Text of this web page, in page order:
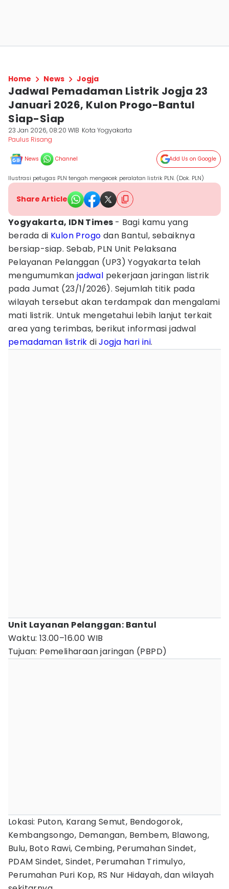
Home News Jogja
Jadwal Pemadaman Listrik Jogja 23
Januari 2026, Kulon Progo-Bantul
Siap-Siap
23 Jan 2026, 08:20 WIB Kota Yogyakarta
Paulus Risang
News Channel Add Us on Google
Ilustrasi petugas PLN tengah mengecek peralatan listrik PLN. (Dok. PLN)
Share Article
Yogyakarta, IDN Times - Bagi kamu yang
berada di Kulon Progo dan Bantul, sebaiknya
bersiap-siap. Sebab, PLN Unit Pelaksana
Pelayanan Pelanggan (UP3) Yogyakarta telah
mengumumkan jadwal pekerjaan jaringan listrik
pada Jumat (23/1/2026). Sejumlah titik pada
wilayah tersebut akan terdampak dan mengalami
mati listrik. Untuk mengetahui lebih lanjut terkait
area yang terimbas, berikut informasi jadwal
pemadaman listrik diJogja hari ini.
Unit Layanan Pelanggan: Bantul
Waktu: 13.00–16.00 WIB
Tujuan: Pemeliharaan jaringan (PBPD)
Lokasi: Puton, Karang Semut, Bendogorok,
Kembangsongo, Demangan, Bembem, Blawong,
Bulu, Boto Rawi, Cembing, Perumahan Sindet,
PDAM Sindet, Sindet, Perumahan Trimulyo,
Perumahan Puri Kop, RS Nur Hidayah, dan wilayah